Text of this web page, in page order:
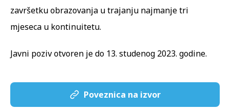
završetku obrazovanja u trajanju najmanje tri
mjeseca u kontinuitetu.
Javni poziv otvoren je do 13. studenog 2023. godine.
Poveznica na izvor